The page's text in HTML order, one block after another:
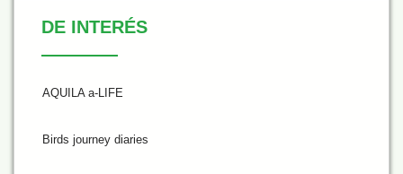
DE INTERÉS
AQUILA a-LIFE
Birds journey diaries